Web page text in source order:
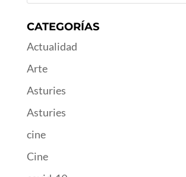
CATEGORÍAS
Actualidad
Arte
Asturies
Asturies
cine
Cine